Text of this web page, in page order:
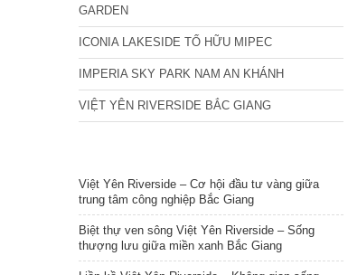
GARDEN
ICONIA LAKESIDE TỐ HỮU MIPEC
IMPERIA SKY PARK NAM AN KHÁNH
VIỆT YÊN RIVERSIDE BẮC GIANG
Việt Yên Riverside – Cơ hội đầu tư vàng giữa
trung tâm công nghiệp Bắc Giang
Biệt thự ven sông Việt Yên Riverside – Sống
thượng lưu giữa miền xanh Bắc Giang